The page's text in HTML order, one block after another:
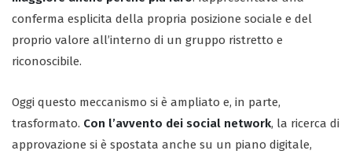
conferma esplicita della propria posizione sociale e del
proprio valore all’interno di un gruppo ristretto e
riconoscibile.
Oggi questo meccanismo si è ampliato e, in parte,
trasformato. Con l’avvento dei social network, la ricerca di
approvazione si è spostata anche su un piano digitale,